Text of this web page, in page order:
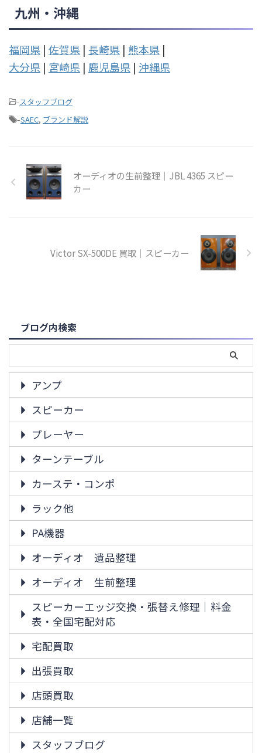
九州・沖縄
福岡県 | 佐賀県 | 長崎県 | 熊本県 |
大分県 | 宮崎県 | 鹿児島県 | 沖縄県
-スタッフブログ
-SAEC, ブランド解説
オーディオの生前整理｜JBL 4365 スピー
カー
Victor SX-500DE 買取｜スピーカー
ブログ内検索
アンプ
スピーカー
プレーヤー
ターンテーブル
カーステ・コンポ
ラック他
PA機器
オーディオ 遺品整理
オーディオ 生前整理
スピーカーエッジ交換・張替え修理｜料金
表・全国宅配対応
宅配買取
出張買取
店頭買取
店舗一覧
スタッフブログ